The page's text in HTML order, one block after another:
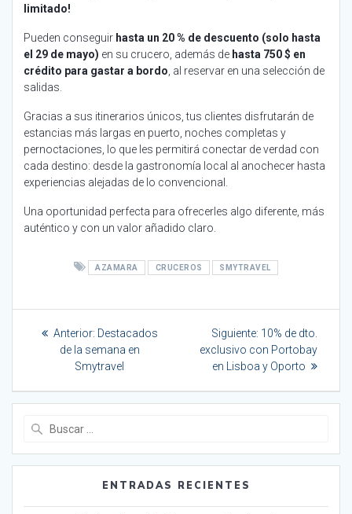
limitado!
Pueden conseguir hasta un 20 % de descuento (solo hasta
el 29 de mayo) en su crucero, además de hasta 750 $ en
crédito para gastar a bordo , al reservar en una selección de
salidas.
Gracias a sus itinerarios únicos, tus clientes disfrutarán de
estancias más largas en puerto, noches completas y
pernoctaciones, lo que les permitirá conectar de verdad con
cada destino: desde la gastronomía local al anochecer hasta
experiencias alejadas de lo convencional.
Una oportunidad perfecta para ofrecerles algo diferente, más
auténtico y con un valor añadido claro.
AZAMARA CRUCEROS SMYTRAVEL
entradas
Anterior: Entrada
anterior:
Destacados
de la semana en
Smytravel
Siguiente: Siguiente
entrada:
10% de dto.
exclusivo con Portobay
en Lisboa y Oporto
ENTRADAS RECIENTES